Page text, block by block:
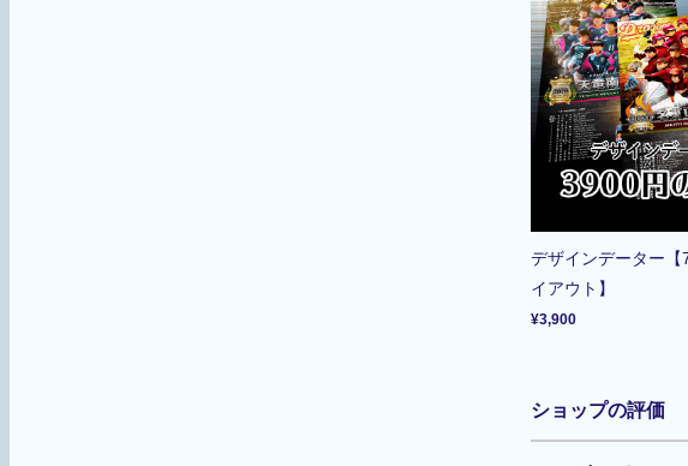
デザインデーター【
イアウト】
¥3,900
ショップの評価